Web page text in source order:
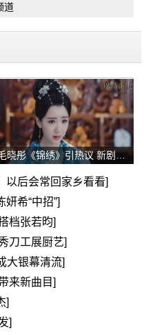
道
毛晓彤《锦绣》引热议 新剧领衔搭档张若昀
以后会常回家乡看看]
希“中招”]
档张若昀]
刀工展厨艺]
大银幕清流]
来新曲目]
]
]